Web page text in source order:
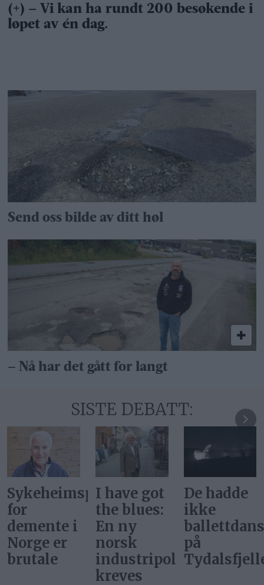
Send oss bilde av ditt høl
– Nå har det gått for langt
SISTE DEBATT:
De hadde
ikke
ballettdansere
på
Tydalsfjellet
Vi kan
ikke møte
alle nye
nærings­
initiativer
med «ja,
Svar på
«Gi alle
barn en
rettferdig
start»